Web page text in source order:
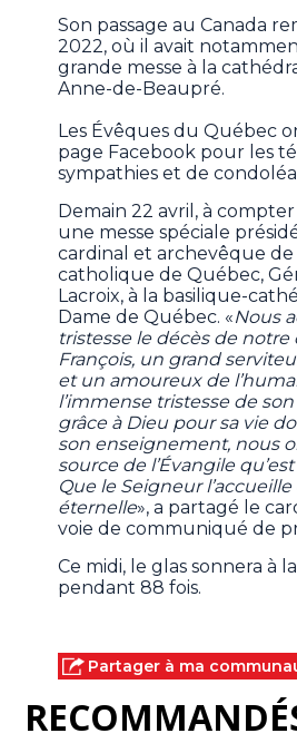
Son passage au Canada
2022, où il avait
grande messe à la
Anne-de-Beaupré.
Les Évêques du Québec
page Facebook pour les
sympathies et de
Demain 22 avril, à compter
une messe spéciale
cardinal et archevêque de
catholique de Québec,
Lacroix, à la basilique-
Dame de Québec. «Nous
tristesse le décès de notre
François, un grand
et un amoureux de
l’immense tristesse de
grâce à Dieu pour sa vie
son enseignement, nous
source de l’Évangile
Que le Seigneur
éternelle», a partagé le
voie de communiqué de
Ce midi, le glas sonnera à
pendant 88 fois.
Partager à ma